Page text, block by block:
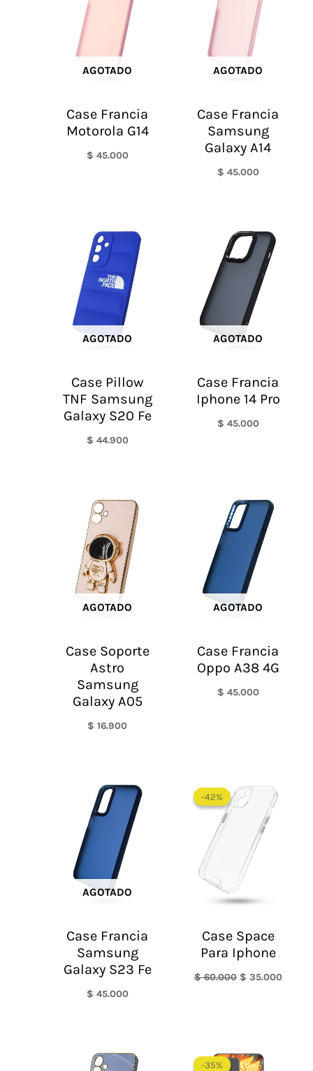
AGOTADO
Case Francia
Motorola G14
$ 45.000
AGOTADO
Case Francia
Samsung
Galaxy A14
$ 45.000
AGOTADO
Case Pillow
TNF Samsung
Galaxy S20 Fe
$ 44.900
AGOTADO
Case Francia
Iphone 14 Pro
$ 45.000
AGOTADO
Case Soporte
Astro
Samsung
Galaxy A05
$ 16.900
AGOTADO
Case Francia
Oppo A38 4G
$ 45.000
AGOTADO
Case Francia
Samsung
Galaxy S23 Fe
$ 45.000
-42%
-42%
Case Space
Para Iphone
$60.000
precio
original
$ 60.000.
$ 35.000
-35%
-35%